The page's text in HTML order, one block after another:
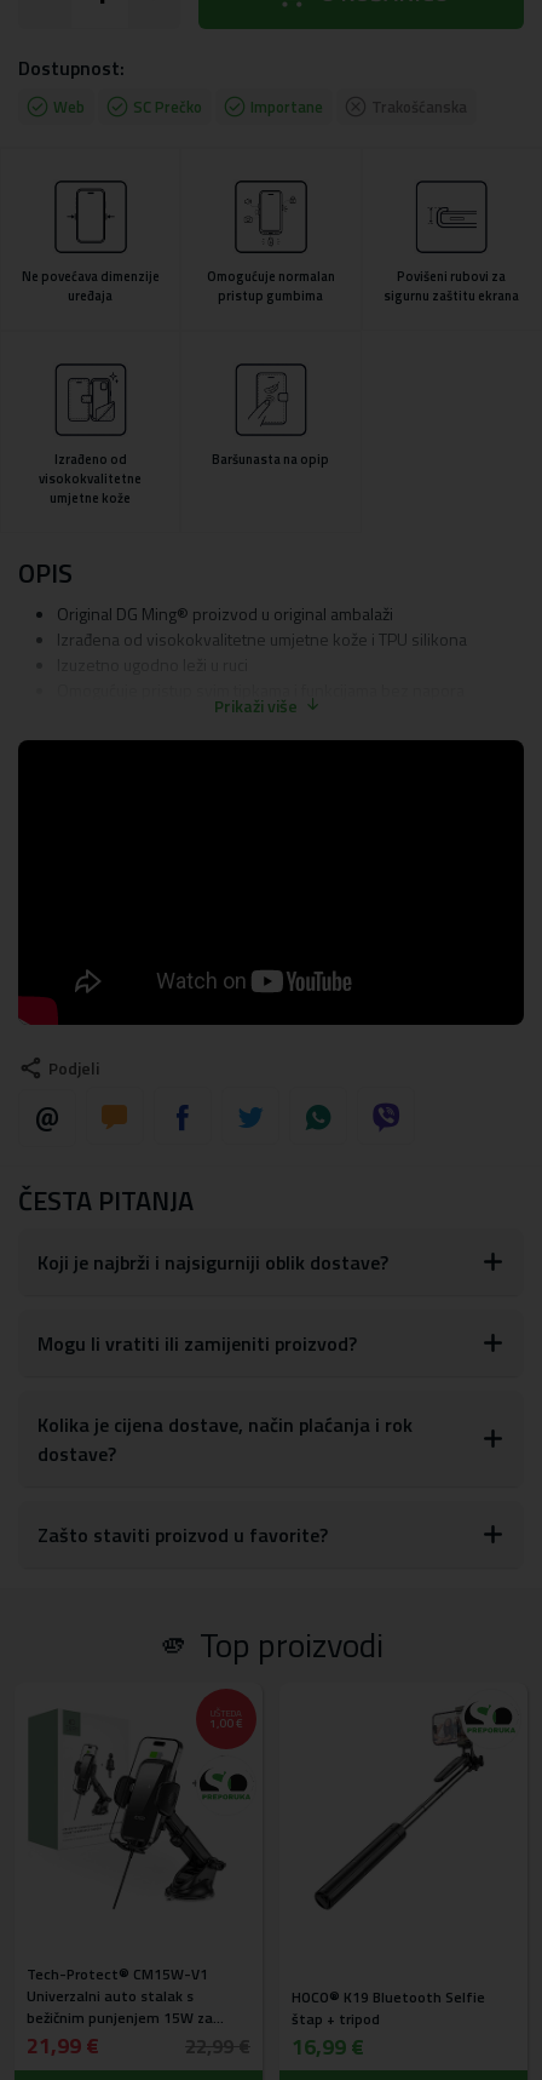
Dostupnost:
Web SC Prečko Importane
Ne povećava dimenzije
uređaja
Omogućuje normalan
pristup gumbima
Povišeni rubovi za
sigurnu zaštitu ekrana
Izrađeno od
visokokvalitetne
umjetne kože
Baršunasta na opip
OPIS
Original DG Ming® proizvod u original ambalaži
Izrađena od visokokvalitetne umjetne kože i TPU silikona
Odvojivi magnetni novčanik
Praktična
Prikaži više
Podjeli
ČESTA PITANJA
Koji je najbrži i najsigurniji oblik dostave?
Mogu li vratiti ili zamijeniti proizvod?
Kolika je cijena dostave, način plaćanja i rok
dostave?
Zašto staviti proizvod u favorite?
🫵 Top proizvodi
UŠTEDA
1,00 €
Tech-Protect® CM15W-V1
Univerzalni auto stalak s
bežičnim punjenjem 15W za
vjetrobransko staklo, kontrolnu
ploču i ventilaciju
21,99 €
HOCO® K19 Bluetooth Selfie
štap + tripod
16,99 €